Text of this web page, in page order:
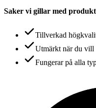
Saker vi gillar med
Tillverkad
Utmärkt när du vill
Fungerar på alla